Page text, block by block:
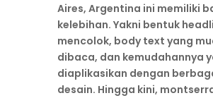
Aires, Argentina ini memiliki
kelebihan. Yakni bentuk
mencolok, body text yang
dibaca, dan kemudahannya
diaplikasikan dengan
desain. Hingga kini,